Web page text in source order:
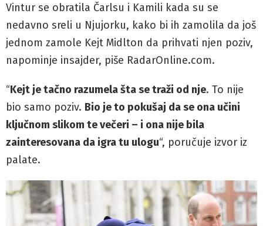
Vintur se obratila Čarlsu i Kamili kada su se
nedavno sreli u Njujorku, kako bi ih zamolila da još
jednom zamole Kejt Midlton da prihvati njen poziv,
napominje insajder, piše RadarOnline.com.
“Kejt je tačno razumela šta se traži od nje. To nije
bio samo poziv. Bio je to pokušaj da se ona učini
ključnom slikom te večeri – i ona nije bila
zainteresovana da igra tu ulogu“, poručuje izvor iz
palate.